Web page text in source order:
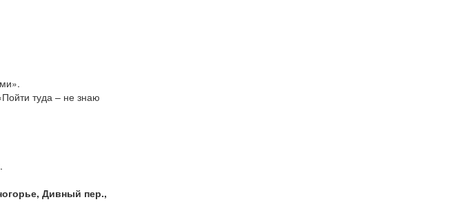
туда – не знаю
Дивный пер.,